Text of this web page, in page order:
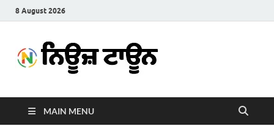
8 August 2026
Town
MAIN MENU